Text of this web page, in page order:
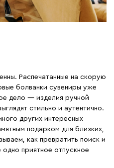
Распечатанные на скорую
болванки сувениры уже
дело — изделия ручной
стильно и аутентично.
других интересных
подарком для близких,
как превратить поиск и
приятное отпускное